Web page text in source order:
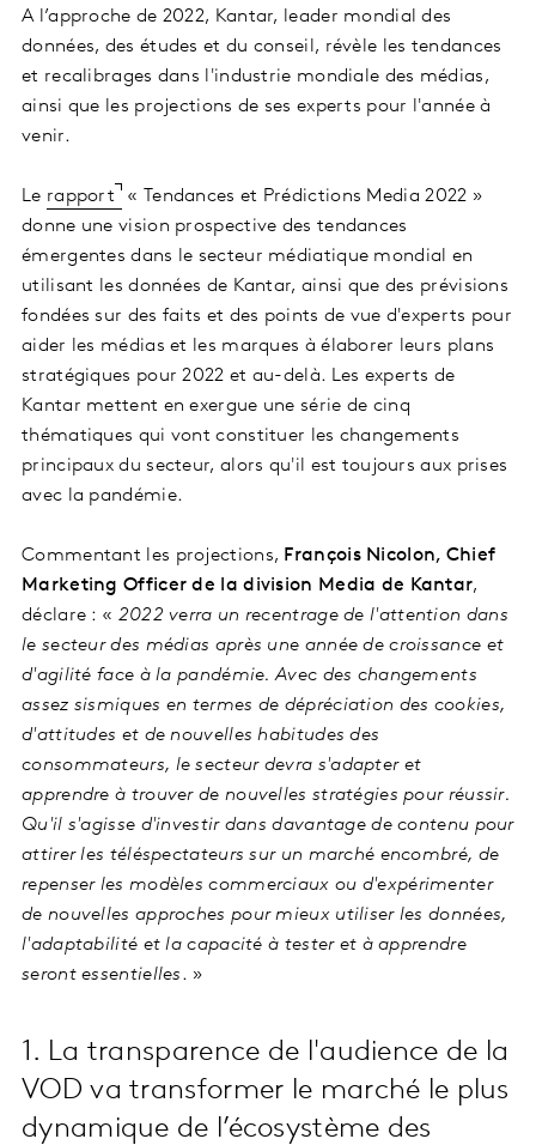
A l’approche de 2022, Kantar, leader mondial des
données, des études et du conseil, révèle les tendances
et recalibrages dans l'industrie mondiale des médias,
ainsi que les projections de ses experts pour l'année à
venir.
Le rapport
« Tendances et Prédictions Media 2022 »
donne une vision prospective des tendances
émergentes dans le secteur médiatique mondial en
utilisant les données de Kantar, ainsi que des prévisions
fondées sur des faits et des points de vue d'experts pour
aider les médias et les marques à élaborer leurs plans
stratégiques pour 2022 et au-delà. Les experts de
Kantar mettent en exergue une série de cinq
thématiques qui vont constituer les changements
principaux du secteur, alors qu'il est toujours aux prises
avec la pandémie.
Commentant les projections, François Nicolon, Chief
Marketing Officer de la division Media de Kantar,
déclare : « 2022 verra un recentrage de l'attention dans
le secteur des médias après une année de croissance et
d'agilité face à la pandémie. Avec des changements
assez sismiques en termes de dépréciation des cookies,
d'attitudes et de nouvelles habitudes des
consommateurs, le secteur devra s'adapter et
apprendre à trouver de nouvelles stratégies pour réussir.
Qu'il s'agisse d'investir dans davantage de contenu pour
attirer les téléspectateurs sur un marché encombré, de
repenser les modèles commerciaux ou d'expérimenter
de nouvelles approches pour mieux utiliser les données,
l'adaptabilité et la capacité à tester et à apprendre
seront essentielles. »
1. La transparence de l'audience de la
VOD va transformer le marché le plus
dynamique de l’écosystème des